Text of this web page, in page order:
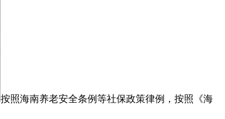
按照海南养老安全条例等社保政策律例，按照《海